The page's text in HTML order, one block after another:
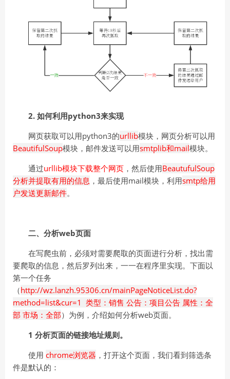
2. 如何利用python3来实现
网页获取可以用python3的urllib模块，网页分析可以用
BeautifulSoup模块，邮件发送可以用smtplib和mail模块。
通过urllib模块下载整个网页 ，然后使用BeautufulSoup
分析并提取有用的信息 ，最后使用mail模块，利用smtp给用
户发送更新邮件。
二、分析web页面
在写爬虫前，必须对需要爬取的页面进行分析，找出需
要爬取的信息，然后罗列出来，一一在程序里实现。下面以
第一个任务
（http://wz.lanzh.95306.cn/mainPageNoticeList.do?
method=list&cur=1 类型：销售 公告：项目公告 属性：全
部 市场：全部）为例，介绍如何分析web页面。
1 分析页面的链接地址规则。
使用 chrome浏览器 ，打开这个页面，我们看到筛选条
件是默认的：